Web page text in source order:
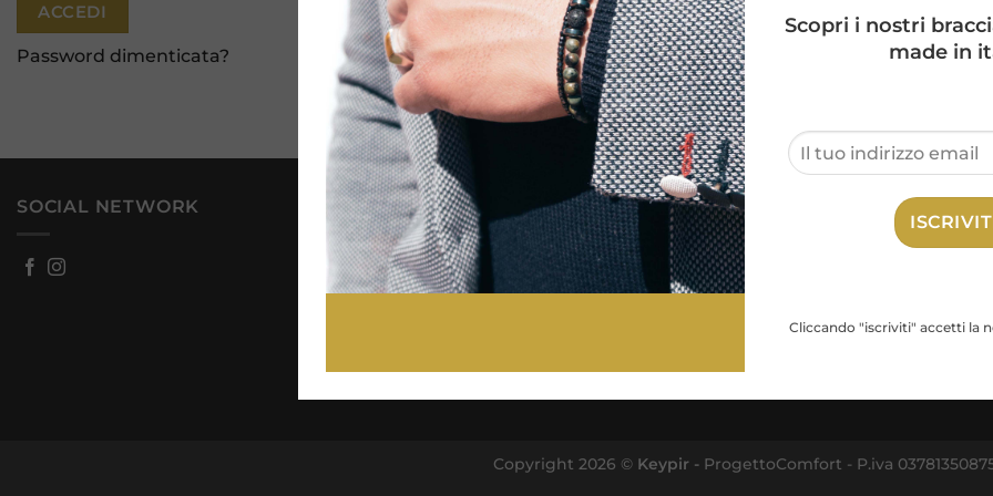
ACCEDI
Password dimenticata?
SOCIAL NETWORK SITEMAP
Home
Chi siamo
Contatti
Copyright 2026 © Keypir - ProgettoComfort - P.iva
Scopri i nostri
made in
Cliccando "iscriviti" accetti la